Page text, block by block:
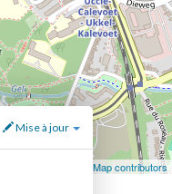
OpenStreetMap contributors
Mise à jour